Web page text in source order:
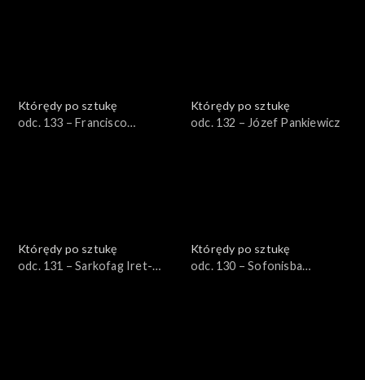
Którędy po sztukę
odc. 133 – Francisco
Którędy po sztukę
odc. 132 – Józef Pankiewicz
Którędy po sztukę
odc. 131 – Sarkofag Iret-
Którędy po sztukę
odc. 130 – Sofonisba